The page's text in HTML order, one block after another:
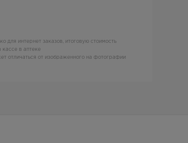
для интернет заказов, итоговую стоимость
кассе в аптеке
отличаться от изображенного на фотографии